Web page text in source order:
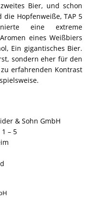
Bier, und schon
Hopfenweiße, TAP 5
eine extreme
eines Weißbiers
Ein gigantisches Bier.
sondern eher für den
erfahrenden Kontrast
& Sohn GmbH
– 5